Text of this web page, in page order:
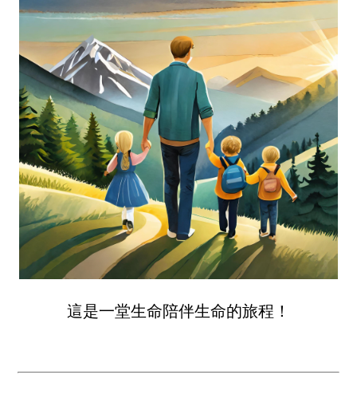
這是一堂生命陪伴生命的旅程！